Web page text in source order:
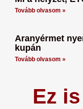
Tovább olvasom »
Aranyérmet
kupán
Tovább olvasom »
Ez